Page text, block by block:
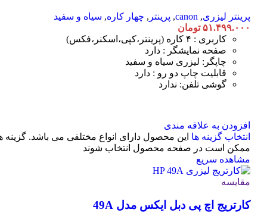
پرینتر لیزری,
canon
, پرینتر , چهار کاره, سیاه و سفید
۵۱.۴۹۹.۰۰۰ تومان
کاربری : ۴ کاره (پرینتر،کپی،اسکنر،فکس)
صفحه نمایشگر : دارد
چاپگر: لیزری سیاه و سفید
قابلیت چاپ دو رو : دارد
گوشی تلفن: ندارد
افزودن به علاقه مندی
انتخاب گزینه ها این محصول دارای انواع مختلفی می باشد. گزینه
ممکن است در صفحه محصول انتخاب شوند
مشاهده سریع
مقایسه
کارتریج اچ پی دبل ایکس مدل 49A